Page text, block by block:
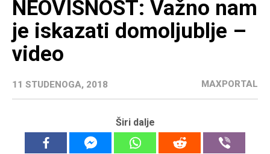
NEOVISNOST: Važno nam
je iskazati domoljublje –
video
11 STUDENOGA, 2018 MAXPORTAL
Širi dalje